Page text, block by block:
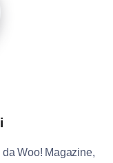
Woo! Magazine,